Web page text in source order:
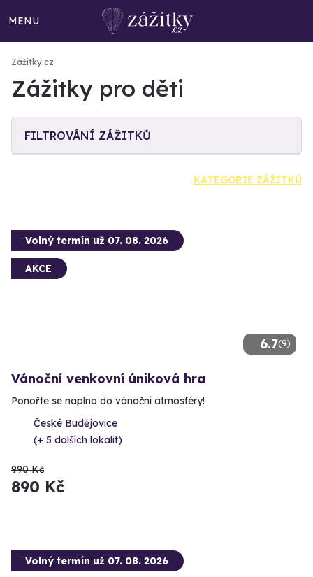
MENU
Zážitky.cz
Zážitky pro děti
FILTROVÁNÍ ZÁŽITKŮ
KATEGORIE ZÁŽITKŮ
6.7(9)
Volný termín už 07. 08. 2026
AKCE
Vánoční venkovní úniková hra
Ponořte se naplno do vánoční atmosféry!
České Budějovice
(+ 5 dalších lokalit)
990 Kč
890 Kč
Volný termín už 07. 08. 2026